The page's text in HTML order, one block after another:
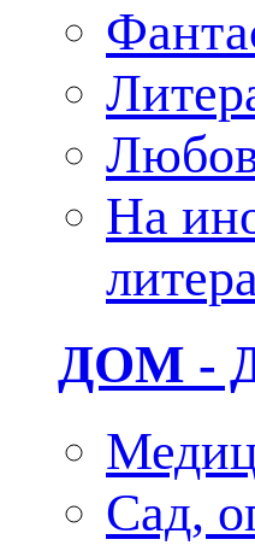
На
ДОМ -
Сад,